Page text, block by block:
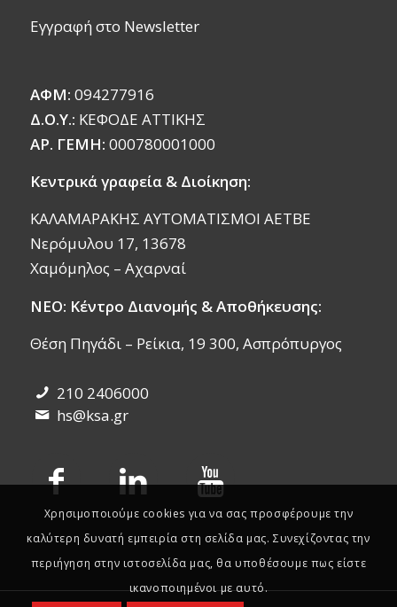
Εγγραφή στο Newsletter
ΑΦΜ: 094277916
Δ.Ο.Υ.: ΚΕΦΟΔΕ ΑΤΤΙΚΗΣ
ΑΡ. ΓΕΜΗ: 000780001000
Κεντρικά γραφεία & Διοίκηση:
ΚΑΛΑΜΑΡΑΚΗΣ ΑΥΤΟΜΑΤΙΣΜΟΙ ΑΕΤΒΕ
Νερόμυλου 17, 13678
Χαμόμηλος – Αχαρναί
ΝΕΟ: Κέντρο Διανομής & Αποθήκευσης:
Θέση Πηγάδι – Ρείκια, 19 300, Ασπρόπυργος
210 2406000
hs@ksa.gr
Χρησιμοποιούμε cookies για να σας προσφέρουμε την
καλύτερη δυνατή εμπειρία στη σελίδα μας. Συνεχίζοντας την
περιήγηση στην ιστοσελίδα μας, θα υποθέσουμε πως είστε
ικανοποιημένοι με αυτό.